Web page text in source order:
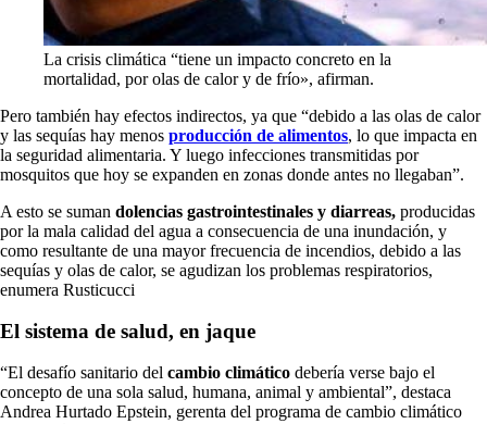
La crisis climática “tiene un impacto concreto en la
mortalidad, por olas de calor y de frío», afirman.
Pero también hay efectos indirectos, ya que “debido a las olas de calor
y las sequías hay menos producción de alimentos, lo que impacta en
la seguridad alimentaria. Y luego infecciones transmitidas por
mosquitos que hoy se expanden en zonas donde antes no llegaban”.
A esto se suman dolencias gastrointestinales y diarreas, producidas
por la mala calidad del agua a consecuencia de una inundación, y
como resultante de una mayor frecuencia de incendios, debido a las
sequías y olas de calor, se agudizan los problemas respiratorios,
enumera Rusticucci
El sistema de salud, en jaque
“El desafío sanitario del cambio climático debería verse bajo el
concepto de una sola salud, humana, animal y ambiental”, destaca
Andrea Hurtado Epstein, gerenta del programa de cambio climático